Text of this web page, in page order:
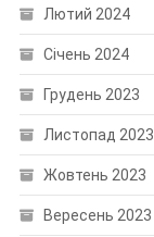
Лютий 2024
Січень 2024
Грудень 2023
Листопад 2023
Жовтень 2023
Вересень 2023